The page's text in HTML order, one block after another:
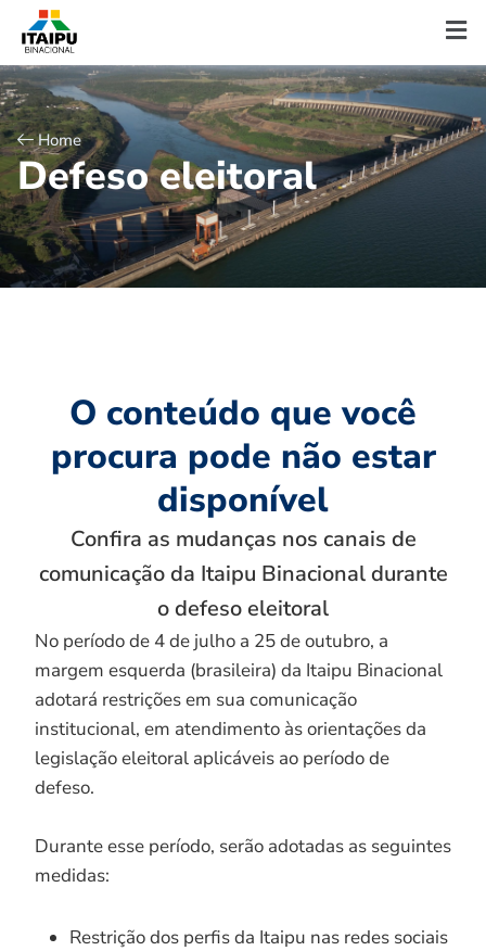
Home
Defeso eleitoral
O conteúdo que você
procura pode não estar
disponível
Confira as mudanças nos canais de
comunicação da Itaipu Binacional durante
o defeso eleitoral
No período de 4 de julho a 25 de outubro, a
margem esquerda (brasileira) da Itaipu Binacional
adotará restrições em sua comunicação
institucional, em atendimento às orientações da
legislação eleitoral aplicáveis ao período de
defeso.
Durante esse período, serão adotadas as seguintes
medidas:
Restrição dos perfis da Itaipu nas redes sociais